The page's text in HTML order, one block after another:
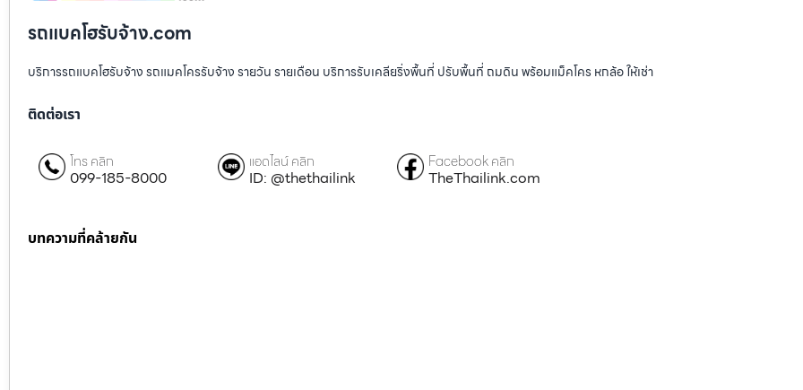
รถแบคโฮรับจ้าง.com
บริการรถแบคโฮรับจ้าง รถแมคโครรับจ้าง รายวัน รายเดือน บริการรับเคลียริ่งพื้นที่ ปรับพื้นที่ ถมดิน พร้อมแม็คโคร หกล้อ ให้เช่า
ติดต่อเรา
โทร คลิก
099-185-8000
แอดไลน์ คลิก
ID: @thethailink
Facebook คลิก
TheThailink.com
บทความที่คล้ายกัน